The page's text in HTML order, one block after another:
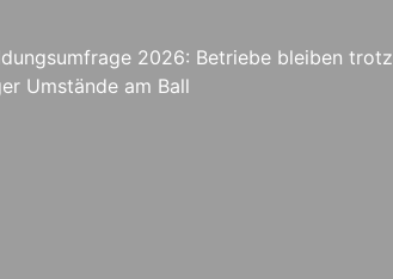
2026: Betriebe bleiben trotz
Umstände am Ball